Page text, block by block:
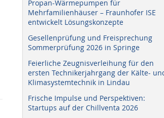
Propan-Wärmepumpen für
Mehrfamilienhäuser – Fraunhofer ISE
entwickelt Lösungskonzepte
Gesellenprüfung und Freisprechung
Sommerprüfung 2026 in Springe
Feierliche Zeugnisverleihung für den
ersten Technikerjahrgang der Kälte-
Klimasystemtechnik in Lindau
Frische Impulse und Perspektiven:
Startups auf der Chillventa 2026